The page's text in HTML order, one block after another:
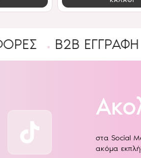
B2B ΕΓΓΡΑΦΉ
στα Social
ακόμα